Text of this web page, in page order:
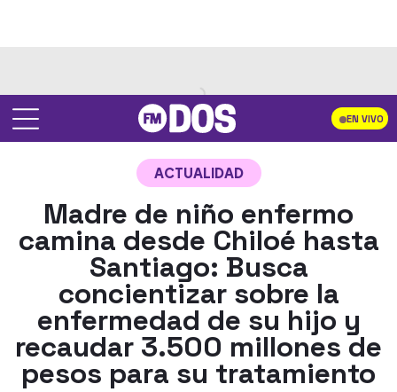
EN VIVO
ACTUALIDAD
Madre de niño enfermo
camina desde Chiloé hasta
Santiago: Busca
concientizar sobre la
enfermedad de su hijo y
recaudar 3.500 millones de
pesos para su tratamiento